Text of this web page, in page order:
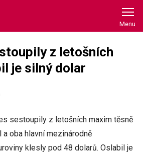
z letošních
je silný dolar
sestoupily z letošních maxim těsně
oba hlavní mezinárodně
klesly pod 48 dolarů. Oslabil je